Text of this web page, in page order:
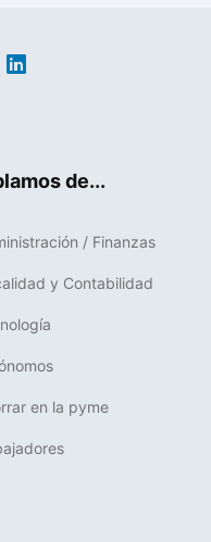
de...
/ Finanzas
y Contabilidad
en la pyme